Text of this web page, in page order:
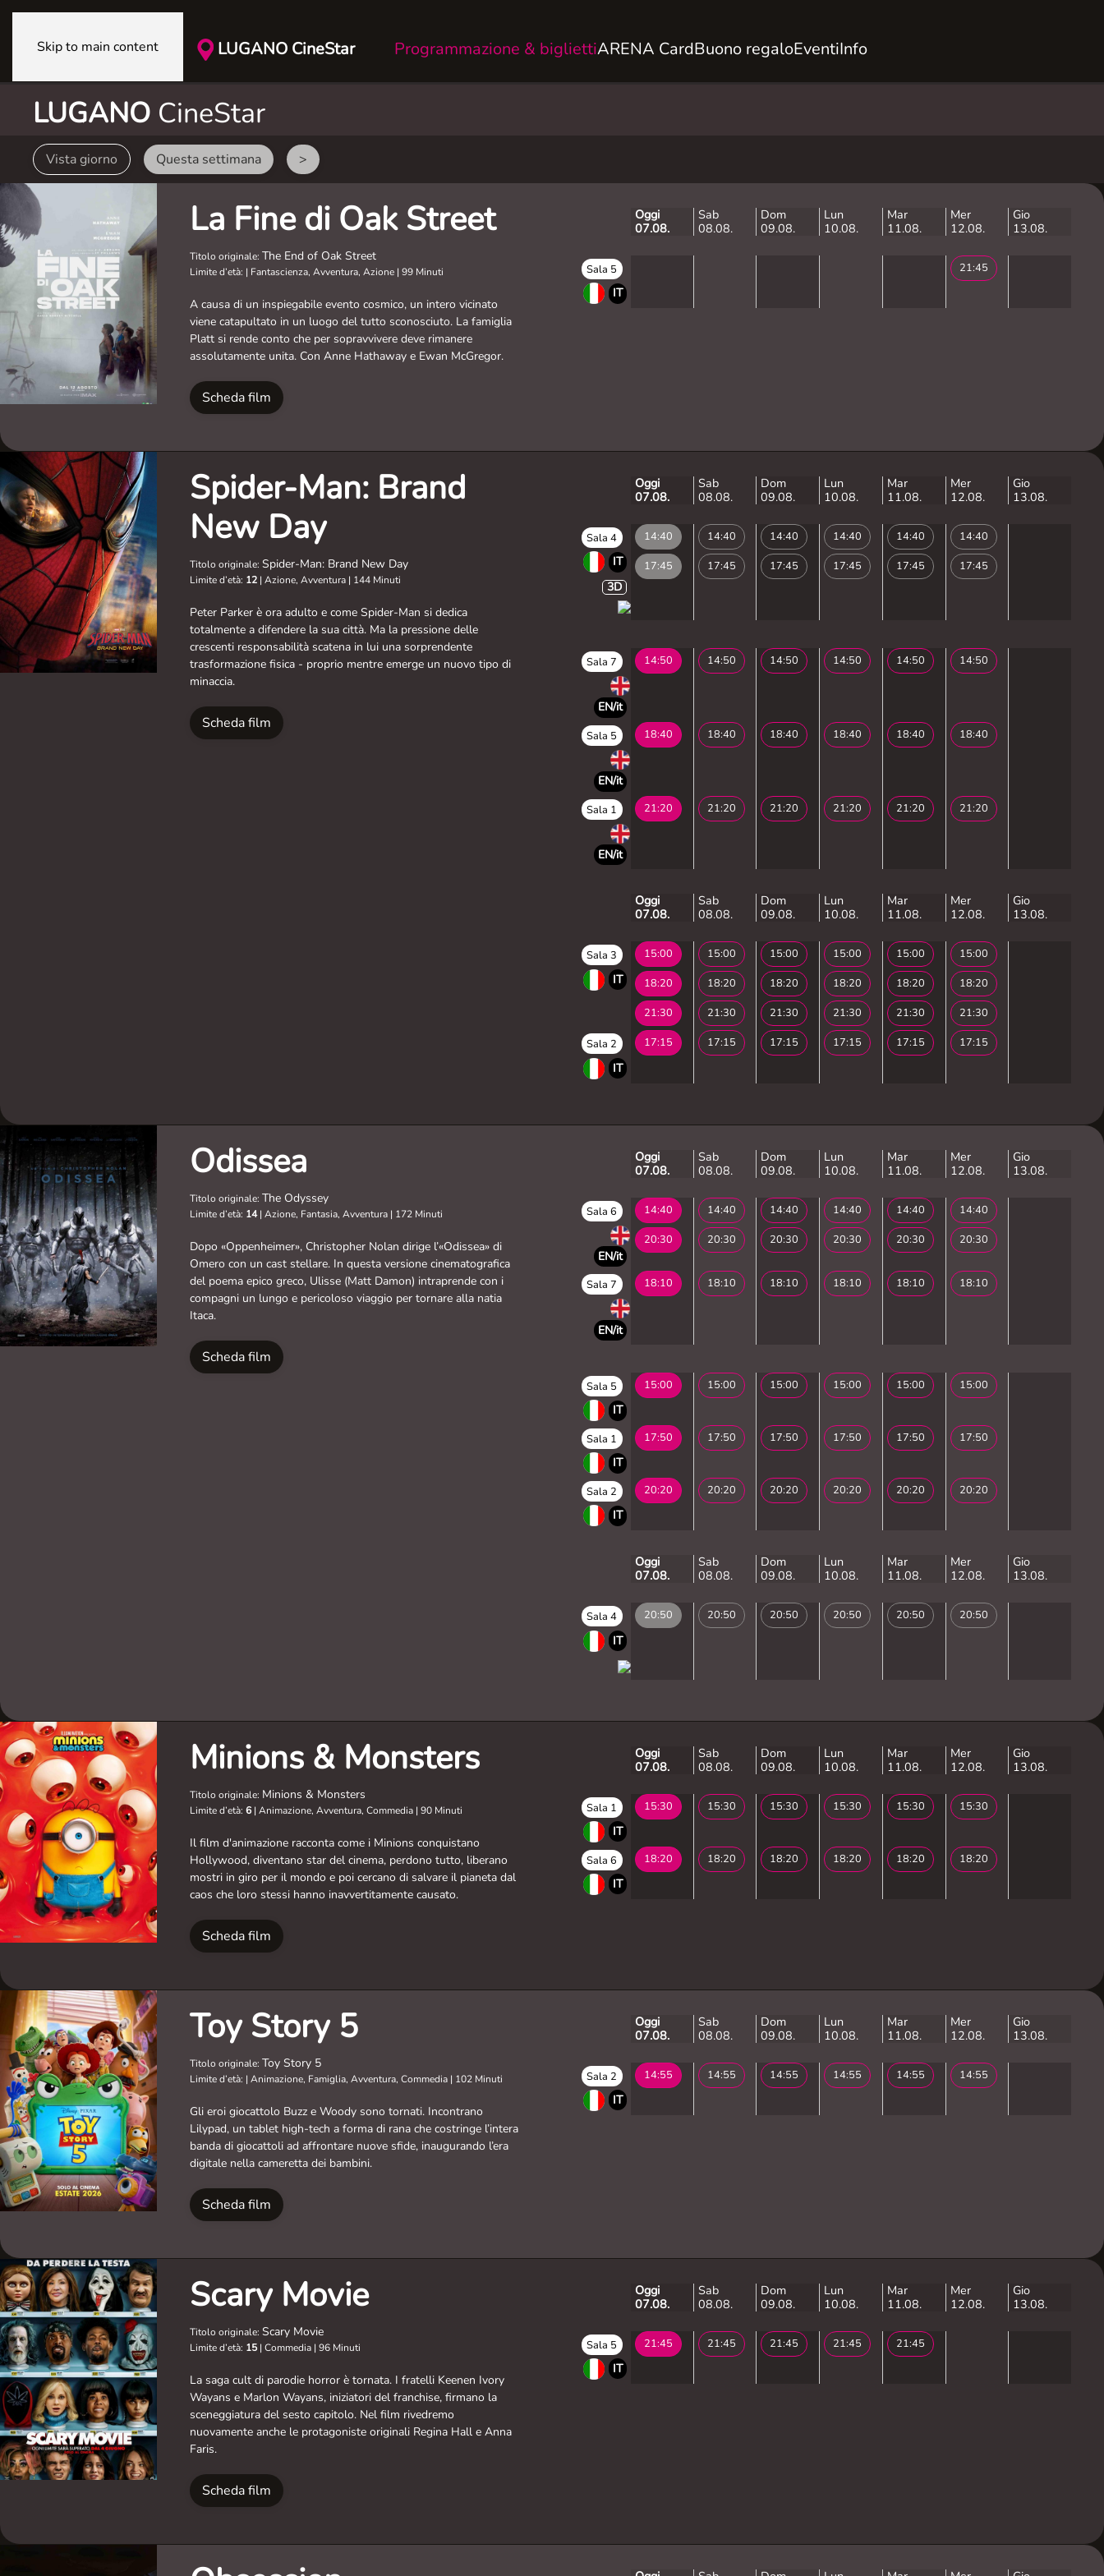
Skip to main content LUGANO CineStar Programmazione & bigliettiARENA CardBuono regaloEventiInfo
LUGANO CineStar
Vista giorno Questa settimana >
La Fine di Oak Street
Titolo originale: The End of Oak Street
Limite d’età: | Fantascienza, Avventura, Azione | 99 Minuti
A causa di un inspiegabile evento cosmico, un intero vicinato
viene catapultato in un luogo del tutto sconosciuto. La famiglia
Platt si rende conto che per sopravvivere deve rimanere
assolutamente unita. Con Anne Hathaway e Ewan McGregor.
Scheda film
Oggi
07.08.
Sab
08.08.
Dom
09.08.
Lun
10.08.
Mar
11.08.
Mer
12.08.
Gio
13.08.
Sala 5
IT
21:45
Spider-Man: Brand
New Day
Titolo originale: Spider-Man: Brand New Day
Limite d’età: 12| Azione, Avventura | 144 Minuti
Peter Parker è ora adulto e come Spider-Man si dedica
totalmente a difendere la sua città. Ma la pressione delle
crescenti responsabilità scatena in lui una sorprendente
trasformazione fisica - proprio mentre emerge un nuovo tipo di
minaccia.
Scheda film
Oggi
07.08.
Sab
08.08.
Dom
09.08.
Lun
10.08.
Mar
11.08.
Mer
12.08.
Gio
13.08.
Sala 4
IT
3D
14:40
17:45
14:40
17:45
14:40
17:45
14:40
17:45
14:40
17:45
14:40
17:45
Sala 7
EN/it
14:50 14:50 14:50 14:50 14:50 14:50
Sala 5
EN/it
18:40 18:40 18:40 18:40 18:40 18:40
Sala 1
EN/it
21:20 21:20 21:20 21:20 21:20 21:20
Oggi
07.08.
Sab
08.08.
Dom
09.08.
Lun
10.08.
Mar
11.08.
Mer
12.08.
Gio
13.08.
Sala 3
IT
15:00
18:20
21:30
15:00
18:20
21:30
15:00
18:20
21:30
15:00
18:20
21:30
15:00
18:20
21:30
15:00
18:20
21:30
Sala 2
IT
17:15 17:15 17:15 17:15 17:15 17:15
Odissea
Titolo originale: The Odyssey
Limite d’età: 14| Azione, Fantasia, Avventura | 172 Minuti
Dopo «Oppenheimer», Christopher Nolan dirige l’«Odissea» di
Omero con un cast stellare. In questa versione cinematografica
del poema epico greco, Ulisse (Matt Damon) intraprende con i
compagni un lungo e pericoloso viaggio per tornare alla natia
Itaca.
Scheda film
Oggi
07.08.
Sab
08.08.
Dom
09.08.
Lun
10.08.
Mar
11.08.
Mer
12.08.
Gio
13.08.
Sala 6
EN/it
14:40
20:30
14:40
20:30
14:40
20:30
14:40
20:30
14:40
20:30
14:40
20:30
Sala 7
EN/it
18:10 18:10 18:10 18:10 18:10 18:10
Sala 5
IT
15:00 15:00 15:00 15:00 15:00 15:00
Sala 1
IT
17:50 17:50 17:50 17:50 17:50 17:50
Sala 2
IT
20:20 20:20 20:20 20:20 20:20 20:20
Oggi
07.08.
Sab
08.08.
Dom
09.08.
Lun
10.08.
Mar
11.08.
Mer
12.08.
Gio
13.08.
Sala 4
IT
20:50 20:50 20:50 20:50 20:50 20:50
Minions & Monsters
Titolo originale: Minions & Monsters
Limite d’età: 6| Animazione, Avventura, Commedia | 90 Minuti
Il film d'animazione racconta come i Minions conquistano
Hollywood, diventano star del cinema, perdono tutto, liberano
mostri in giro per il mondo e poi cercano di salvare il pianeta dal
caos che loro stessi hanno inavvertitamente causato.
Scheda film
Oggi
07.08.
Sab
08.08.
Dom
09.08.
Lun
10.08.
Mar
11.08.
Mer
12.08.
Gio
13.08.
Sala 1
IT
15:30 15:30 15:30 15:30 15:30 15:30
Sala 6
IT
18:20 18:20 18:20 18:20 18:20 18:20
Toy Story 5
Titolo originale: Toy Story 5
Limite d’età: | Animazione, Famiglia, Avventura, Commedia | 102 Minuti
Gli eroi giocattolo Buzz e Woody sono tornati. Incontrano
Lilypad, un tablet high-tech a forma di rana che costringe l’intera
banda di giocattoli ad affrontare nuove sfide, inaugurando l’era
digitale nella cameretta dei bambini.
Scheda film
Oggi
07.08.
Sab
08.08.
Dom
09.08.
Lun
10.08.
Mar
11.08.
Mer
12.08.
Gio
13.08.
Sala 2
IT
14:55 14:55 14:55 14:55 14:55 14:55
Scary Movie
Titolo originale: Scary Movie
Limite d’età: 15| Commedia | 96 Minuti
La saga cult di parodie horror è tornata. I fratelli Keenen Ivory
Wayans e Marlon Wayans, iniziatori del franchise, firmano la
sceneggiatura del sesto capitolo. Nel film rivedremo
nuovamente anche le protagoniste originali Regina Hall e Anna
Faris.
Scheda film
Oggi
07.08.
Sab
08.08.
Dom
09.08.
Lun
10.08.
Mar
11.08.
Mer
12.08.
Gio
13.08.
Sala 5
IT
21:45 21:45 21:45 21:45 21:45